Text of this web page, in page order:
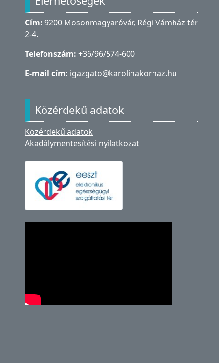
Cím: 9200 Mosonmagyaróvár, Régi Vámház tér
2-4.
Telefonszám: +36/96/574-600
E-mail cím: igazgato@karolinakorhaz.hu
Közérdekű adatok
Közérdekű adatok
Akadálymentesítési nyilatkozat